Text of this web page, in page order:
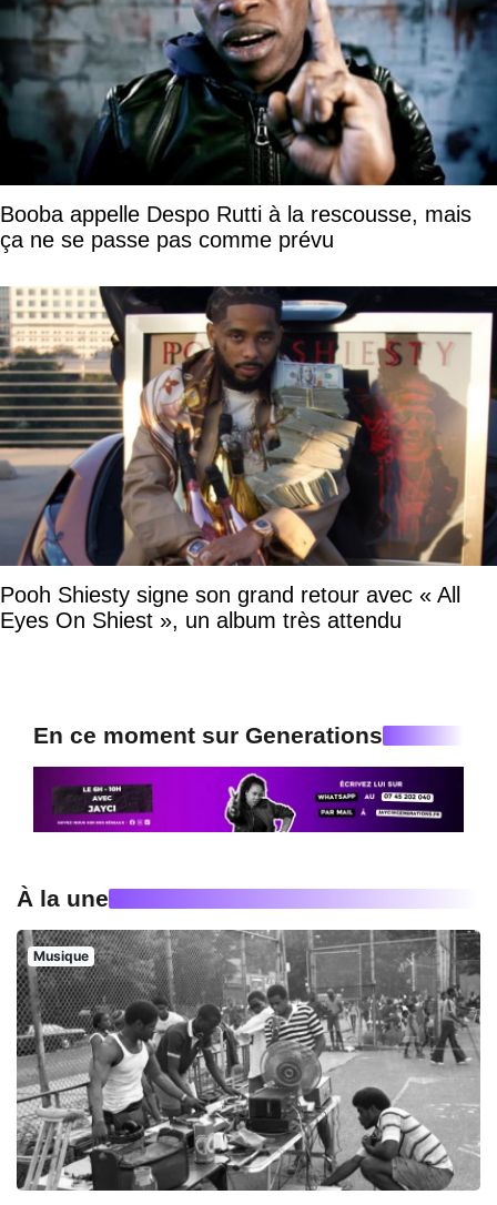
Booba appelle Despo Rutti à la rescousse, mais
ça ne se passe pas comme prévu
Pooh Shiesty signe son grand retour avec « All
Eyes On Shiest », un album très attendu
En ce moment sur Generations
À la une
Musique